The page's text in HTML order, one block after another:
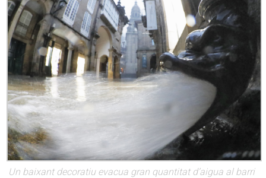
Un baixant decoratiu evacua gran quantitat d’aigua al barri